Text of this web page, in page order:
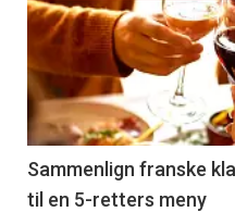
akkurat
nå
-
5
Sammenlign franske
til en 5-retters meny